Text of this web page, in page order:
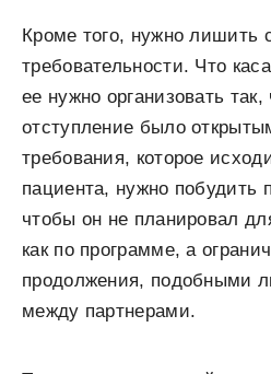
Кроме того, нужно лишить
требовательности. Что
ее нужно организовать
отступление было
требования, которое
пациента, нужно побудить
чтобы он не планировал
как по программе, а
продолжения, подобными
между партнерами.